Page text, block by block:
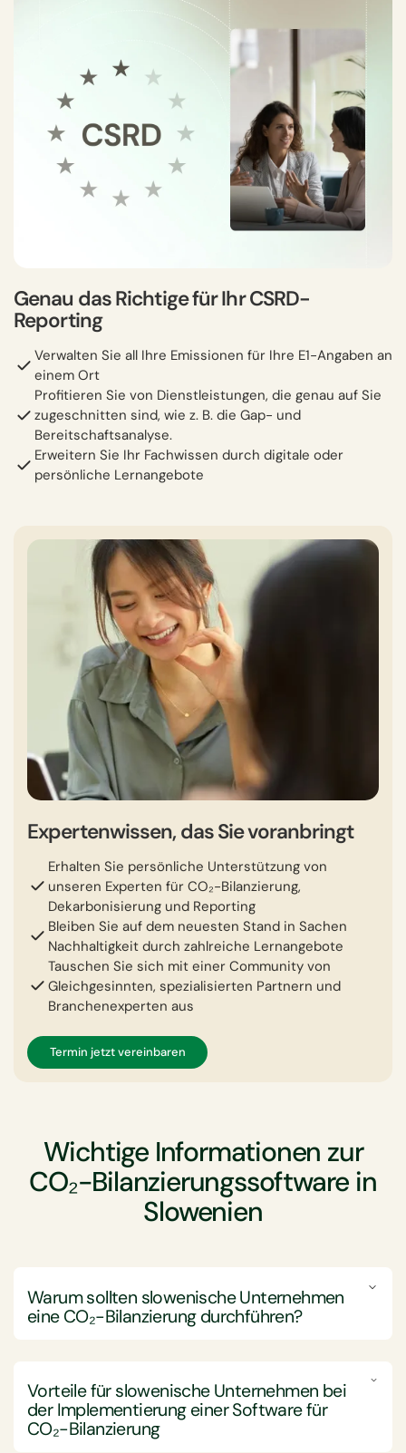
Genau das Richtige für Ihr CSRD-
Reporting
Verwalten Sie all Ihre Emissionen für Ihre E1-Angaben an
einem Ort
Profitieren Sie von Dienstleistungen, die genau auf Sie
zugeschnitten sind, wie z. B. die Gap- und
Bereitschaftsanalyse.
Erweitern Sie Ihr Fachwissen durch digitale oder
persönliche Lernangebote
Expertenwissen, das Sie voranbringt
Erhalten Sie persönliche Unterstützung von
unseren Experten für CO₂-Bilanzierung,
Dekarbonisierung und Reporting
Bleiben Sie auf dem neuesten Stand in Sachen
Nachhaltigkeit durch zahlreiche Lernangebote
Tauschen Sie sich mit einer Community von
Gleichgesinnten, spezialisierten Partnern und
Branchenexperten aus
Termin jetzt vereinbaren
Wichtige Informationen zur
CO₂-Bilanzierungssoftware in
Slowenien
Warum sollten slowenische Unternehmen
eine CO₂-Bilanzierung durchführen?
Treibhausgasemissionen effektiv zu verwalten und zu
reduzieren. Dadurch können sie sich sowohl mit
lokalen als auch internationalen Nachhaltigkeitszielen
Vorteile für slowenische Unternehmen bei
der Implementierung einer Software für
CO₂-Bilanzierung